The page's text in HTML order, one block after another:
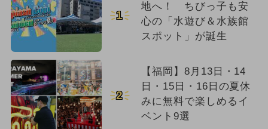
1
地へ！ ちびっ子も安
心の「水遊び＆水族館
スポット」が誕生
2
【福岡】8月13日・14
日・15日・16日の夏休
みに無料で楽しめるイ
ベント9選